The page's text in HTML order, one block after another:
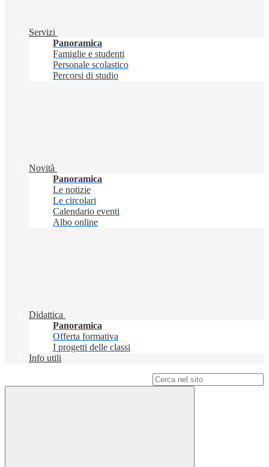
Servizi
Panoramica
Famiglie e studenti
Personale scolastico
Percorsi di studio
Novità
Panoramica
Le notizie
Le circolari
Calendario eventi
Albo online
Didattica
Panoramica
Offerta formativa
I progetti delle classi
Info utili